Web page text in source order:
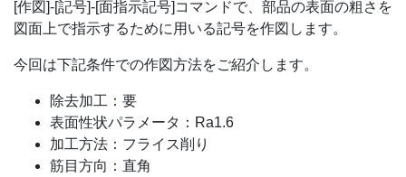
[作図]-[記号]-[面指示記号]コマンドで、部品の表面の粗さを
図面上で指示するために用いる記号を作図します。
今回は下記条件での作図方法をご紹介します。
除去加工：要
表面性状パラメータ：Ra1.6
加工方法：フライス削り
筋目方向：直角